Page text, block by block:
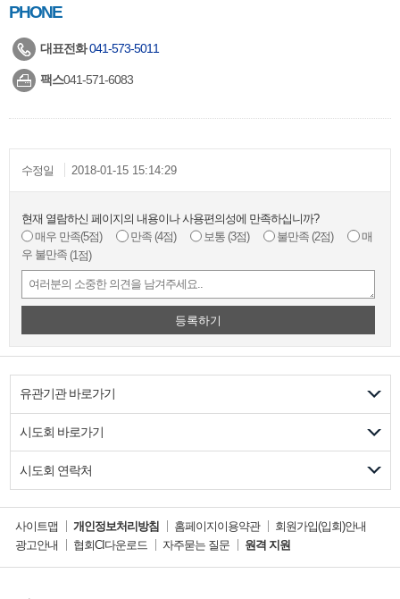
PHONE
대표전화041-573-5011
팩스041-571-6083
수정일 2018-01-15 15:14:29
현재 열람하신 페이지의 내용이나 사용편의성에 만족하십니까?
매우 만족(5점) 만족 (4점) 보통 (3점) 불만족 (2점)
매
우 불만족 (1점)
등록하기
유관기관 바로가기
시도회 바로가기
시도회 연락처
사이트맵 개인정보처리방침 홈페이지이용약관
회원가입(입회)안내
광고안내
협회CI다운로드 자주묻는 질문 원격 지원